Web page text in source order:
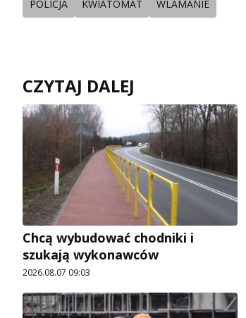
POLICJA KWIATOMAT WLAMANIE
CZYTAJ DALEJ
Chcą wybudować chodniki i
szukają wykonawców
2026.08.07 09:03